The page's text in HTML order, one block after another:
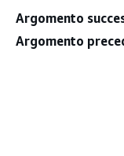
Argomento
Argomento